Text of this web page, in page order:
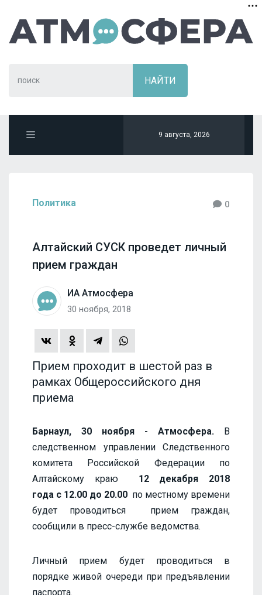
9 августа, 2026
Политика 0
Алтайский СУСК проведет личный
прием граждан
ИА Атмосфера
30 ноября, 2018
Прием проходит в шестой раз в
рамках Общероссийского дня
приема
Барнаул, 30 ноября - Атмосфера. В
следственном управлении Следственного
комитета Российской Федерации по
Алтайскому краю 12 декабря 2018
года с 12.00 до 20.00 по местному времени
будет проводиться прием граждан,
сообщили в пресс-службе ведомства.
Личный прием будет проводиться в
порядке живой очереди при предъявлении
паспорта.